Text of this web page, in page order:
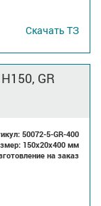
Скачать ТЗ
GR
50072-5-GR-400
150x20x400 мм
на заказ